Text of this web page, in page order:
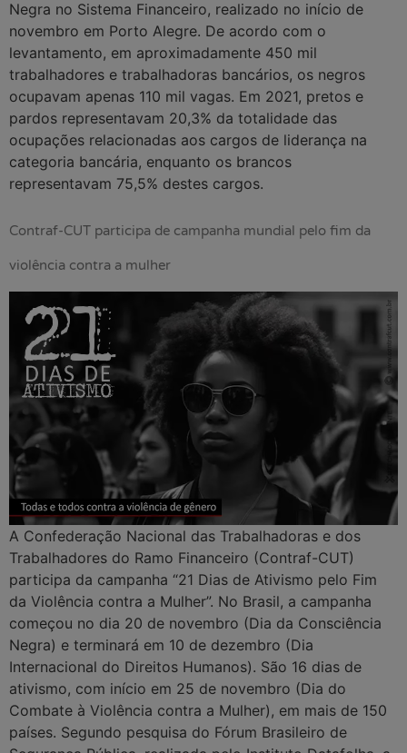
Negra no Sistema Financeiro, realizado no início de
novembro em Porto Alegre. De acordo com o
levantamento, em aproximadamente 450 mil
trabalhadores e trabalhadoras bancários, os negros
ocupavam apenas 110 mil vagas. Em 2021, pretos e
pardos representavam 20,3% da totalidade das
ocupações relacionadas aos cargos de liderança na
categoria bancária, enquanto os brancos
representavam 75,5% destes cargos.
Contraf-CUT participa de campanha mundial pelo fim da
violência contra a mulher
A Confederação Nacional das Trabalhadoras e dos
Trabalhadores do Ramo Financeiro (Contraf-CUT)
participa da campanha “21 Dias de Ativismo pelo Fim
da Violência contra a Mulher”. No Brasil, a campanha
começou no dia 20 de novembro (Dia da Consciência
Negra) e terminará em 10 de dezembro (Dia
Internacional do Direitos Humanos). São 16 dias de
ativismo, com início em 25 de novembro (Dia do
Combate à Violência contra a Mulher), em mais de 150
países. Segundo pesquisa do Fórum Brasileiro de